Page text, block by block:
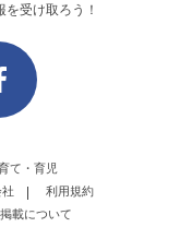
受け取ろう！
て・育児
利用規約
載について